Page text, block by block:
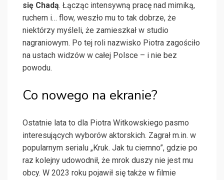
się Chadą. Łącząc intensywną pracę nad mimiką,
ruchem i… flow, weszło mu to tak dobrze, że
niektórzy myśleli, że zamieszkał w studio
nagraniowym. Po tej roli nazwisko Piotra zagościło
na ustach widzów w całej Polsce – i nie bez
powodu.
Co nowego na ekranie?
Ostatnie lata to dla Piotra Witkowskiego pasmo
interesujących wyborów aktorskich. Zagrał m.in. w
popularnym serialu „Kruk. Jak tu ciemno”, gdzie po
raz kolejny udowodnił, że mrok duszy nie jest mu
obcy. W 2023 roku pojawił się także w filmie